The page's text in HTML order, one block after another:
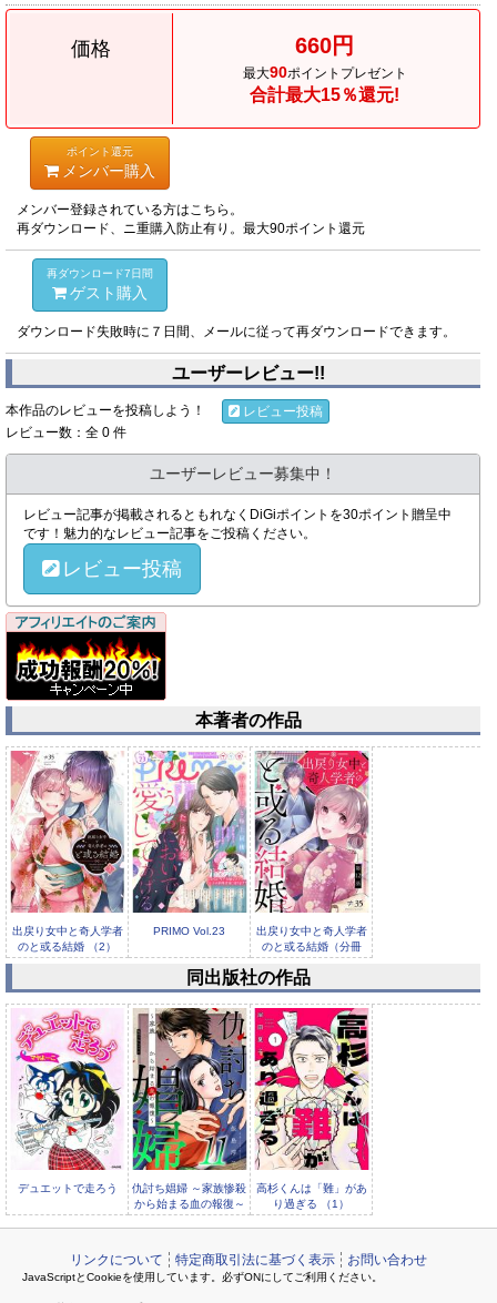
価格 660円
最大90ポイントプレゼント
合計最大15％還元!
ポイント還元
メンバー購入
メンバー登録されている方はこちら。
再ダウンロード、ニ重購入防止有り。最大90ポイント還元
再ダウンロード7日間
ゲスト購入
ダウンロード失敗時に７日間、メールに従って再ダウンロードできます。
ユーザーレビュー!!
本作品のレビューを投稿しよう！
レビュー投稿
レビュー数：全 0 件
ユーザーレビュー募集中！
レビュー記事が掲載されるともれなくDiGiポイントを30ポイント贈呈中
です！魅力的なレビュー記事をご投稿ください。
レビュー投稿
本著者の作品
出戻り女中と奇人学者
のと或る結婚 （2）
【かき...
PRIMO Vol.23
出戻り女中と奇人学者
のと或る結婚（分冊
版） 【第...
[TL]先生は、焦らして
惑わせキスをする 期間
同出版社の作品
デュエットで走ろう
仇討ち娼婦 ～家族惨殺
から始まる血の報復～
（11）
高杉くんは「難」があ
り過ぎる （1）
リンクについて 特定商取引法に基づく表示 お問い合わせ
JavaScriptとCookieを使用しています。必ずONにしてご利用ください。